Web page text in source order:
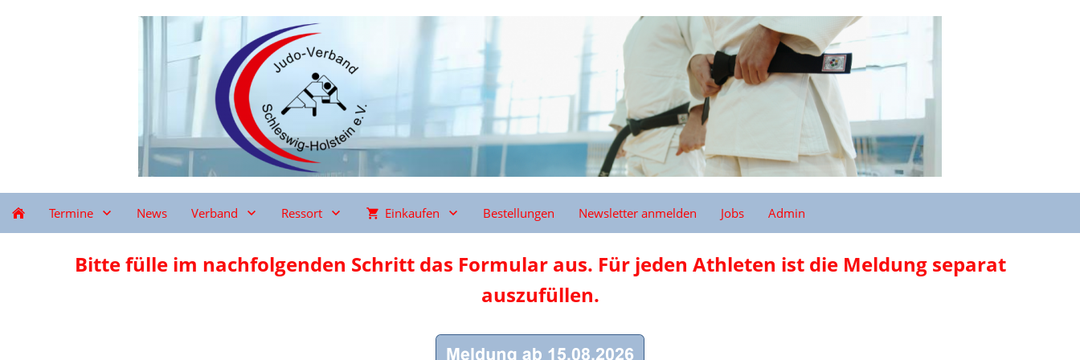
Termine News Verband Ressort Einkaufen Bestellungen Newsletter anmelden Jobs Admin
Bitte fülle im nachfolgenden Schritt das Formular aus. Für jeden Athleten ist die Meldung separat
auszufüllen.